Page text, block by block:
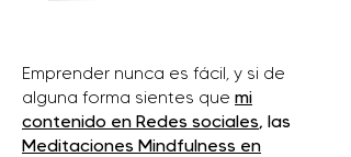
Emprender nunca es fácil, y si de
alguna forma sientes que mi
contenido en Redes sociales, las
Meditaciones Mindfulness en